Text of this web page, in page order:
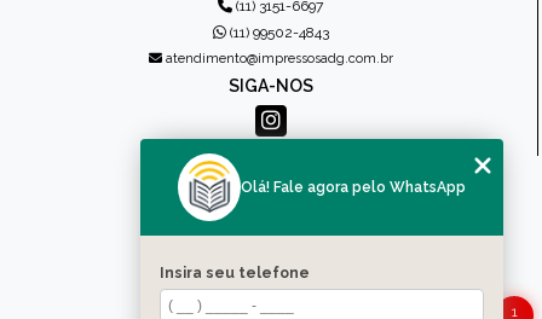
(11) 3151-6697
(11) 99502-4843
atendimento@impressosadg.com.br
SIGA-NOS
MENU
QUEM SOMOS
PRODUTOS
CONTATO
CATEGORIAS
1
Olá! Fale agora pelo WhatsApp
Insira seu telefone